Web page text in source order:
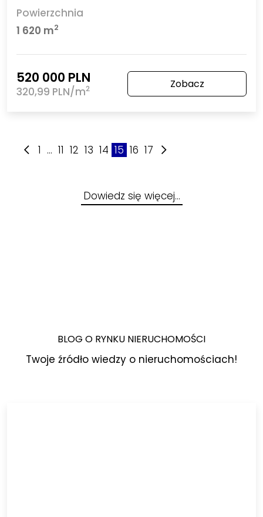
Powierzchnia
1 620 m2
520 000 PLN
320,99 PLN/m2 Zobacz
1 ... 11 12 13 14 15 16 17
Dowiedz się więcej…
BLOG O RYNKU NIERUCHOMOŚCI
Twoje źródło wiedzy o nieruchomościach!